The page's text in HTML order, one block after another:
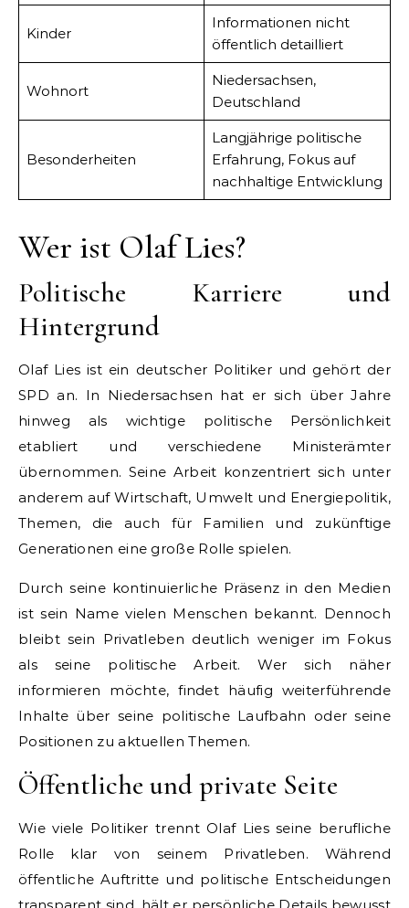
Kinder
Informationen nicht
öffentlich detailliert
Wohnort
Niedersachsen,
Deutschland
Besonderheiten
Langjährige politische
Erfahrung, Fokus auf
nachhaltige Entwicklung
Wer ist Olaf Lies?
Politische Karriere und
Hintergrund
Olaf Lies ist ein deutscher Politiker und gehört der
SPD an. In Niedersachsen hat er sich über Jahre
hinweg als wichtige politische Persönlichkeit
etabliert und verschiedene Ministerämter
übernommen. Seine Arbeit konzentriert sich unter
anderem auf Wirtschaft, Umwelt und Energiepolitik,
Themen, die auch für Familien und zukünftige
Generationen eine große Rolle spielen.
Durch seine kontinuierliche Präsenz in den Medien
ist sein Name vielen Menschen bekannt. Dennoch
bleibt sein Privatleben deutlich weniger im Fokus
als seine politische Arbeit. Wer sich näher
informieren möchte, findet häufig weiterführende
Inhalte über seine politische Laufbahn oder seine
Positionen zu aktuellen Themen.
Öffentliche und private Seite
Wie viele Politiker trennt Olaf Lies seine berufliche
Rolle klar von seinem Privatleben. Während
öffentliche Auftritte und politische Entscheidungen